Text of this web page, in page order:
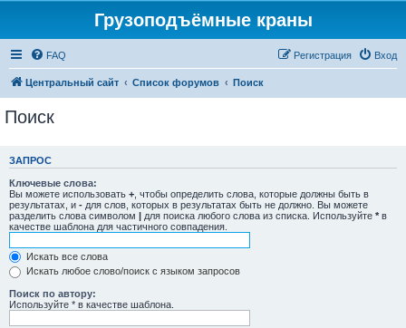
Грузоподъёмные краны
FAQ Вход
Регистрация
Центральный сайт Список форумов Поиск
Поиск
ЗАПРОС
Ключевые слова:
Вы можете использовать + , чтобы определить слова, которые должны быть в
результатах, и - для слов, которых в результатах быть не должно. Вы можете
разделить слова символом | для поиска любого слова из списка. Используйте * в
качестве шаблона для частичного совпадения.
Искать все слова
Искать любое слово/поиск с языком запросов
Поиск по автору:
Используйте * в качестве шаблона.